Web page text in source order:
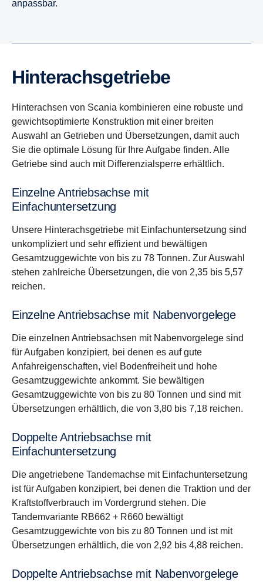
anpassbar.
Hinterachsgetriebe
Hinterachsen von Scania kombinieren eine robuste und
gewichtsoptimierte Konstruktion mit einer breiten
Auswahl an Getrieben und Übersetzungen, damit auch
Sie die optimale Lösung für Ihre Aufgabe finden. Alle
Getriebe sind auch mit Differenzialsperre erhältlich.
Einzelne Antriebsachse mit
Einfachuntersetzung
Unsere Hinterachsgetriebe mit Einfachuntersetzung sind
unkompliziert und sehr effizient und bewältigen
Gesamtzuggewichte von bis zu 78 Tonnen. Zur Auswahl
stehen zahlreiche Übersetzungen, die von 2,35 bis 5,57
reichen.
Einzelne Antriebsachse mit Nabenvorgelege
Die einzelnen Antriebsachsen mit Nabenvorgelege sind
für Aufgaben konzipiert, bei denen es auf gute
Anfahreigenschaften, viel Bodenfreiheit und hohe
Gesamtzuggewichte ankommt. Sie bewältigen
Gesamtzuggewichte von bis zu 80 Tonnen und sind mit
Übersetzungen erhältlich, die von 3,80 bis 7,18 reichen.
Doppelte Antriebsachse mit
Einfachuntersetzung
Die angetriebene Tandemachse mit Einfachuntersetzung
ist für Aufgaben konzipiert, bei denen die Traktion und der
Kraftstoffverbrauch im Vordergrund stehen. Die
Tandemvariante RB662 + R660 bewältigt
Gesamtzuggewichte von bis zu 80 Tonnen und ist mit
Übersetzungen erhältlich, die von 2,92 bis 4,88 reichen.
Doppelte Antriebsachse mit Nabenvorgelege